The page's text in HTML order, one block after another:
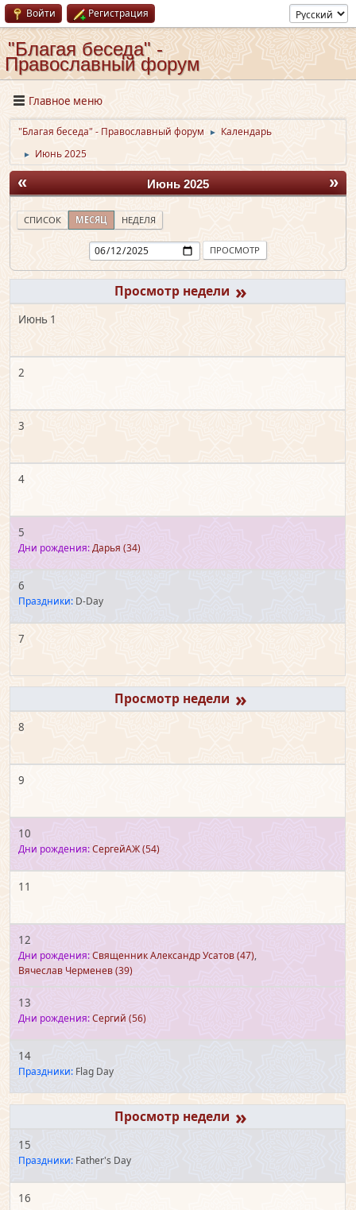
Войти Регистрация
"Благая беседа" -
Православный форум
Главное меню
"Благая беседа" - Православный форум ► Календарь
► Июнь 2025
« »
Июнь 2025
СПИСОК МЕСЯЦ НЕДЕЛЯ
»
Июнь 1
2
3
4
5
Дни рождения:Дарья (34)
6
Праздники: D-Day
7
»
8
9
10
Дни рождения:СергейАЖ(54)
11
12
Дни рождения:Священник Александр Усатов(47),
Вячеслав Черменев(39)
13
Дни рождения:Сергий (56)
14
Праздники: Flag Day
»
15
Праздники: Father's Day
16